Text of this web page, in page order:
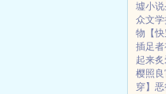
墟小说
众文学
物【快
插足者
起来炙
樱照良
穿】